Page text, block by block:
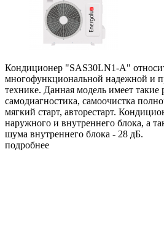
Кондиционер "SAS30LN1-A"
многофункциональной надежной и
технике. Данная модель имеет
самодиагностика, самоочистка
мягкий старт, авторестарт.
наружного и внутреннего блока, а
шума внутреннего блока - 28 дБ.
подробнее